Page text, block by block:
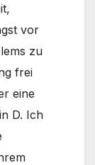
vor
zu
frei
eine
D. Ich